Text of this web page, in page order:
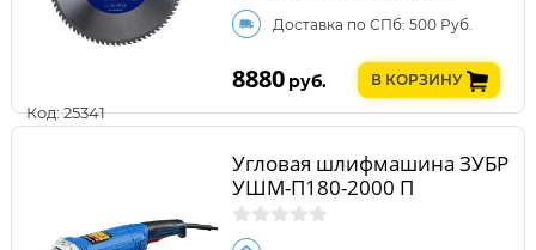
Код: 25341
Доставка по СПб: 500 Руб.
8880 руб. В КОРЗИНУ
Угловая шлифмашина ЗУБР
УШМ-П180-2000 П